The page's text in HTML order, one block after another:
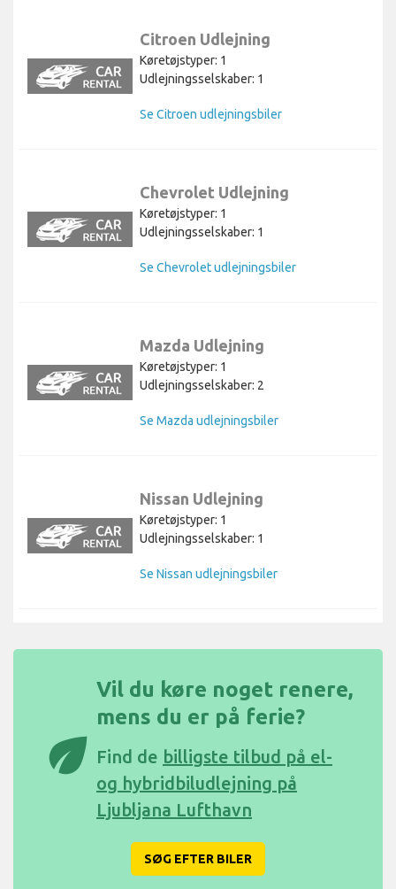
Citroen Udlejning
Køretøjstyper: 1
Udlejningsselskaber: 1
Se Citroen udlejningsbiler
Chevrolet Udlejning
Køretøjstyper: 1
Udlejningsselskaber: 1
Se Chevrolet udlejningsbiler
Mazda Udlejning
Køretøjstyper: 1
Udlejningsselskaber: 2
Se Mazda udlejningsbiler
Nissan Udlejning
Køretøjstyper: 1
Udlejningsselskaber: 1
Se Nissan udlejningsbiler
eco
Vil du køre noget renere,
mens du er på ferie?
Find de billigste tilbud på el-
og hybridbiludlejning på
Ljubljana Lufthavn
SØG EFTER BILER